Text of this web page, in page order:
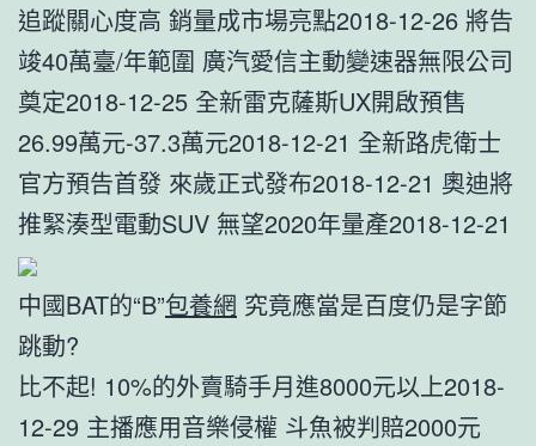
追蹤關心度高 銷量成市場亮點2018-12-26 將告
竣40萬臺/年範圍 廣汽愛信主動變速器無限公司
奠定2018-12-25 全新雷克薩斯UX開啟預售
26.99萬元-37.3萬元2018-12-21 全新路虎衛士
官方預告首發 來歲正式發布2018-12-21 奧迪將
推緊湊型電動SUV 無望2020年量產2018-12-21
中國BAT的“B”包養網 究竟應當是百度仍是字節
跳動?
比不起! 10%的外賣騎手月進8000元以上2018-
12-29 主播應用音樂侵權 斗魚被判賠2000元